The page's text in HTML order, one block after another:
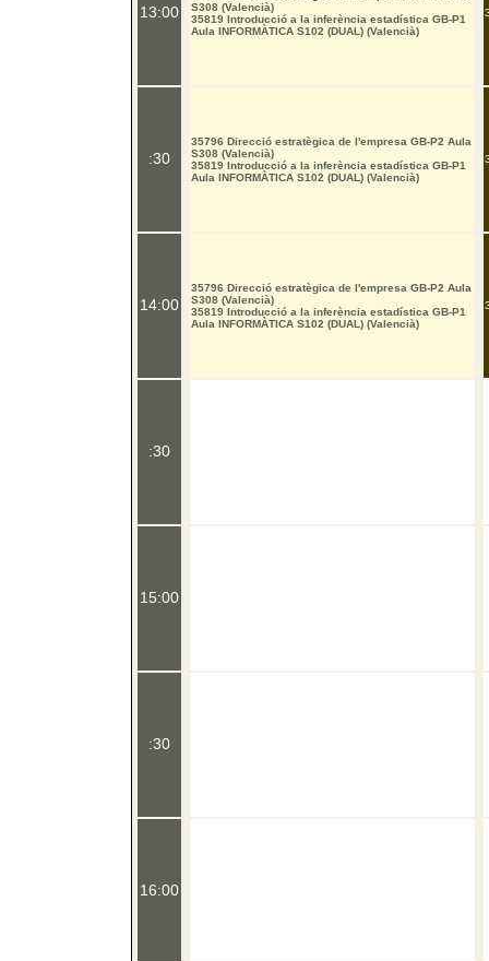
13:00
:30
14:00
:30
15:00
:30
16:00
S308 (Valencià)
35819 Introducció a la inferència estadística GB-P1
Aula INFORMÀTICA S102 (DUAL) (Valencià)
35796 Direcció estratègica de l'empresa GB-P2 Aula
S308 (Valencià)
35819 Introducció a la inferència estadística GB-P1
Aula INFORMÀTICA S102 (DUAL) (Valencià)
35796 Direcció estratègica de l'empresa GB-P2 Aula
S308 (Valencià)
35819 Introducció a la inferència estadística GB-P1
Aula INFORMÀTICA S102 (DUAL) (Valencià)